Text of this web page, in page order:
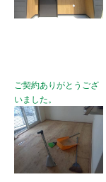
ご契約ありがとうござ
いました。